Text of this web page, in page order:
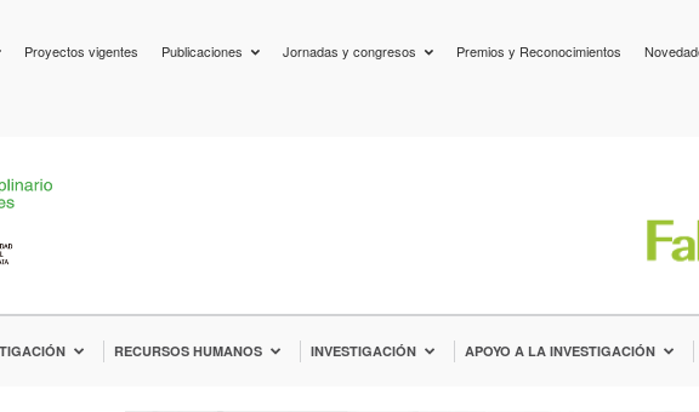
Proyectos vigentes Publicaciones Jornadas y congresos Premios y Reconocimientos
RECURSOS HUMANOS INVESTIGACIÓN APOYO A LA INVESTIGACIÓN